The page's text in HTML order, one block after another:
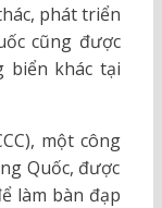
phát triển
cũng được
biển khác tại
một công
Quốc, được
làm bàn đạp